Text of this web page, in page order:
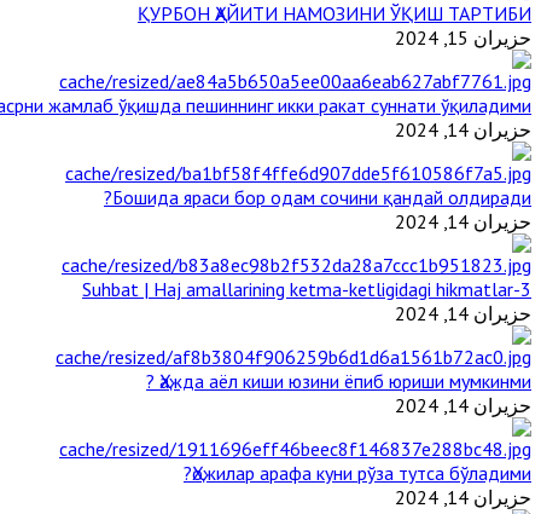
ҚУРБОН ҲАЙИТИ НАМОЗИНИ ЎҚИШ ТАРТИБИ
حزيران 15, 2024
жамлаб ўқишда пешиннинг икки ракат суннати ўқиладими?
حزيران 14, 2024
Бошида яраси бор одам сочини қандай олдиради?
حزيران 14, 2024
3-Suhbat | Haj amallarining ketma-ketligidagi hikmatlar
حزيران 14, 2024
Ҳажда аёл киши юзини ёпиб юриши мумкинми ?
حزيران 14, 2024
Ҳожилар арафа куни рўза тутса бўладими?
حزيران 14, 2024